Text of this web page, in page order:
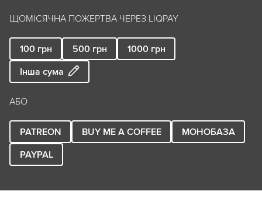
ЩОМІСЯЧНА ПОЖЕРТВА ЧЕРЕЗ LIQPAY
100 грн 500 грн 1000 грн
Інша сума
АБО
PATREON BUY ME A COFFEE
МОНОБАЗА
PAYPAL